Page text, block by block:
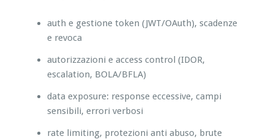
auth e gestione token (JWT/OAuth), scadenze
e revoca
autorizzazioni e access control (IDOR,
escalation, BOLA/BFLA)
data exposure: response eccessive, campi
sensibili, errori verbosi
rate limiting, protezioni anti abuso, brute